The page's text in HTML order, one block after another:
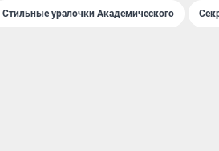
Стильные уралочки Академического